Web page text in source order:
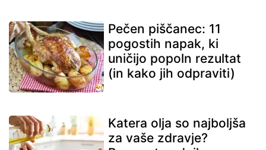
Pečen piščanec: 11
pogostih napak, ki
uničijo popoln rezultat
(in kako jih odpraviti)
Katera olja so najboljša
za vaše zdravje?